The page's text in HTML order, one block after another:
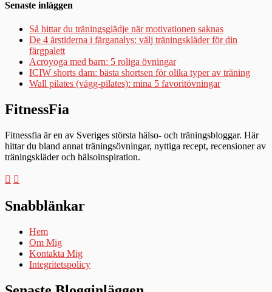
Senaste inläggen
Så hittar du träningsglädje när motivationen saknas
De 4 årstiderna i färganalys: välj träningskläder för din
färgpalett
Acroyoga med barn: 5 roliga övningar
ICIW shorts dam: bästa shortsen för olika typer av träning
Wall pilates (vägg-pilates): mina 5 favoritövningar
FitnessFia
Fitnessfia är en av Sveriges största hälso- och träningsbloggar. Här
hittar du bland annat träningsövningar, nyttiga recept, recensioner av
träningskläder och hälsoinspiration.
Snabblänkar
Hem
Om Mig
Kontakta Mig
Integritetspolicy